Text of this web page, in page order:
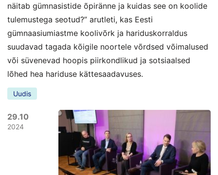
näitab gümnasistide õpiränne ja kuidas see on koolide
tulemustega seotud?” arutleti, kas Eesti
gümnaasiumiastme koolivõrk ja hariduskorraldus
suudavad tagada kõigile noortele võrdsed võimalused
või süvenevad hoopis piirkondlikud ja sotsiaalsed
lõhed hea hariduse kättesaadavuses.
Uudis
29.10
2024